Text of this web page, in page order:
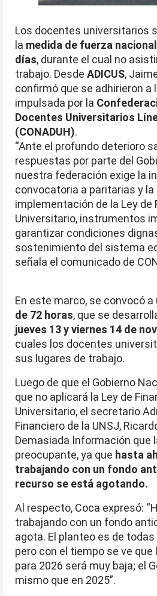
Los docentes universitarios
la medida de fuerza nacional
días, durante el cual no
trabajo. Desde ADICUS,
confirmó que se adhirieron a
impulsada por la
Docentes Universitarios
(CONADUH).
“Ante el profundo deterioro
respuestas por parte del
nuestra federación exige la
convocatoria a paritarias y la
implementación de la Ley de
Universitario, instrumentos
garantizar condiciones
sostenimiento del sistema
señala el comunicado de
En este marco, se convocó a
de 72 horas, que se
jueves 13 y viernes 14 de
cuales los docentes
sus lugares de trabajo.
Luego de que el Gobierno
que no aplicará la Ley de
Universitario, el secretario
Financiero de la UNSJ,
Demasiada Información que
preocupante, ya que hasta
trabajando con un fondo
recurso se está agotando.
Al respecto, Coca expresó:
trabajando con un fondo
agota. El planteo es de
pero con el tiempo se ve
para 2026 será muy baja; el
mismo que en 2025”.